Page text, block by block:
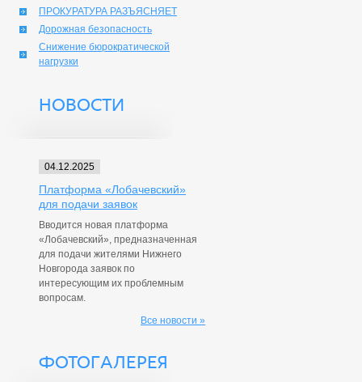
ПРОКУРАТУРА РАЗЪЯСНЯЕТ
Дорожная безопасность
Снижение бюрократической
нагрузки
НОВОСТИ
04.12.2025
Платформа «Лобачевский»
для подачи заявок
Вводится новая платформа
«Лобачевский», предназначенная
для подачи жителями Нижнего
Новгорода заявок по
интересующим их проблемным
вопросам.
Все новости »
ФОТОГАЛЕРЕЯ